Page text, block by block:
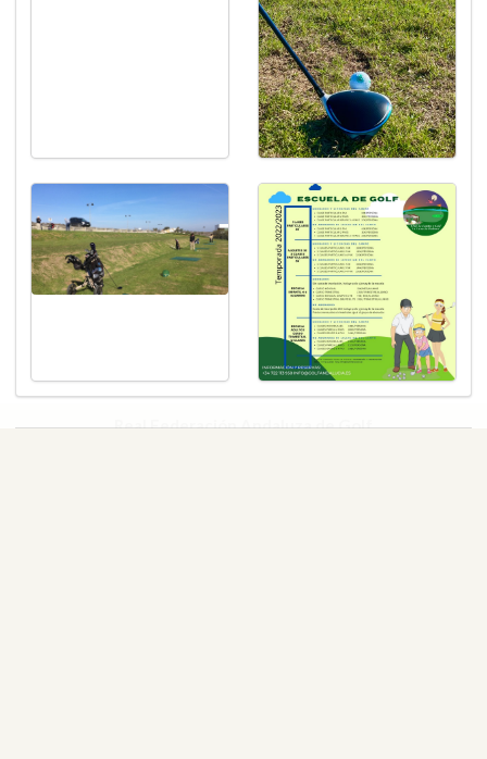
Real Federación Andaluza de Golf